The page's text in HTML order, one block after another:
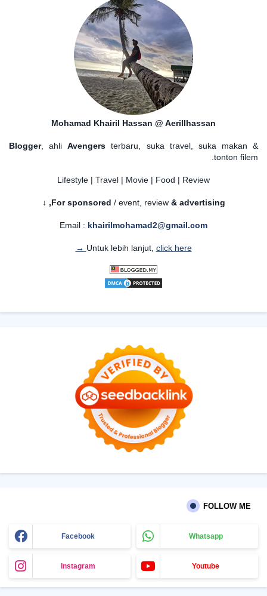
Mohamad Khairil Hassan @ Aerillhassan
Blogger, ahliAvengers terbaru, suka travel, suka makan &
tonton filem.
Lifestyle | Travel | Movie | Food | Review
For sponsored / event, review & advertising,
↓
Email : khairilmohamad2@gmail.com
Untuk lebih lanjut, click here →
FOLLOW ME
Facebook Whatsapp
Instagram Youtube